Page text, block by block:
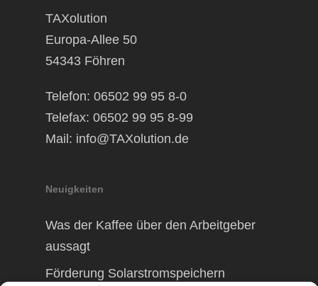
TAXolution
Europa-Allee 50
54343 Föhren
Telefon: 06502 99 95 8-0
Telefax: 06502 99 95 8-99
Mail: info@TAXolution.de
Neuigkeiten
Was der Kaffee über den Arbeitgeber
aussagt
Förderung Solarstromspeichern